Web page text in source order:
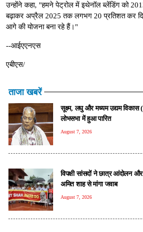
उन्होंने कहा, "हमने पेट्रोल में इथेनॉल ब्लेंडिंग को
बढ़ाकर अप्रैल 2025 तक लगभग 20 प्रतिशत कर
आगे की योजना बना रहे हैं।"
--आईएएनएस
एबीएस/
ताजा खबरें
सूक्ष्म, लघु और मध्यम उद्यम
लोभसभा में हुआ पारित
August 7, 2026
विपक्षी सांसदों ने छात्र आंदोलन
अमित शाह से मांगा जवाब
August 7, 2026